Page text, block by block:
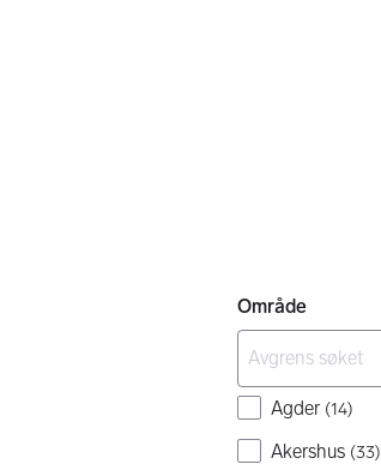
Område
Agder (14)
Akershus (33)